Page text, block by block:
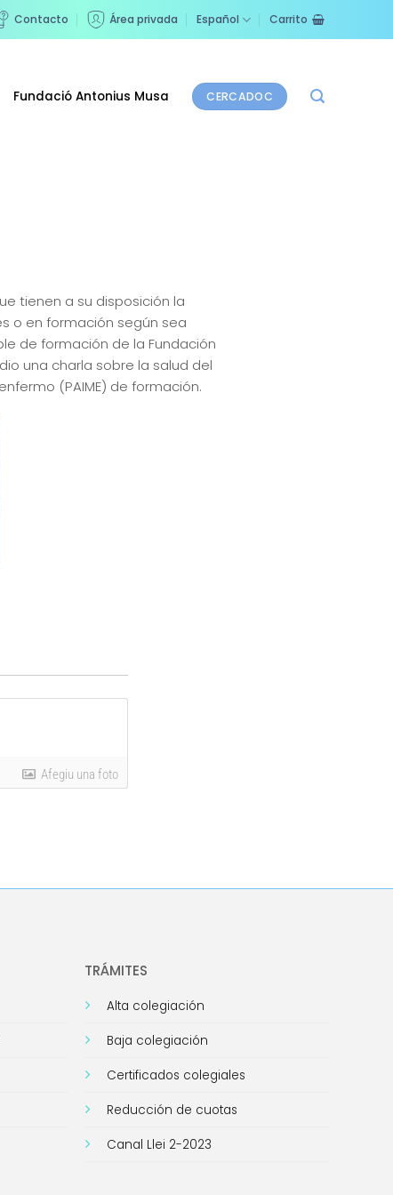
Contacto Área privada Español Carrito
Fundació Antonius Musa CERCADOC
tienen a su disposición la
o en formación según sea
de formación de la Fundación
una charla sobre la salud del
(PAIME) de formación.
Afegiu una foto
TRÁMITES
Alta colegiación
Baja colegiación
Certificados colegiales
Reducción de cuotas
Canal Llei 2-2023